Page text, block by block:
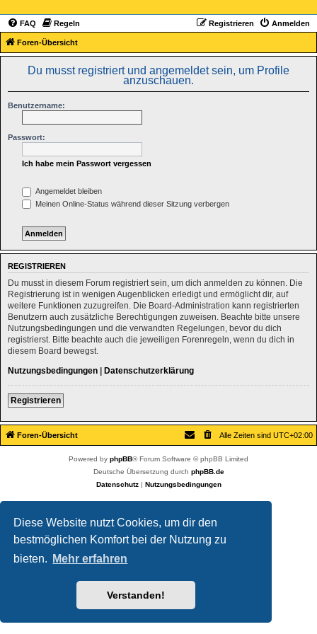
Diese Website nutzt Cookies, um dir den
bestmöglichen Komfort bei der Nutzung zu
bieten.
Mehr erfahren
Verstanden!
FAQ Regeln Anmelden
Registrieren
Foren-Übersicht
Du musst registriert und angemeldet sein, um Profile
anzuschauen.
Benutzername:
Passwort:
Ich habe mein Passwort vergessen
Angemeldet bleiben
Meinen Online-Status während dieser Sitzung verbergen
REGISTRIEREN
Du musst in diesem Forum registriert sein, um dich anmelden zu können. Die
Registrierung ist in wenigen Augenblicken erledigt und ermöglicht dir, auf
weitere Funktionen zuzugreifen. Die Board-Administration kann registrierten
Benutzern auch zusätzliche Berechtigungen zuweisen. Beachte bitte unsere
Nutzungsbedingungen und die verwandten Regelungen, bevor du dich
registrierst. Bitte beachte auch die jeweiligen Forenregeln, wenn du dich in
diesem Board bewegst.
Nutzungsbedingungen | Datenschutzerklärung
Registrieren
Foren-Übersicht Alle Zeiten sind UTC+02:00
Powered by phpBB® Forum Software © phpBB Limited
Deutsche Übersetzung durch phpBB.de
Datenschutz| Nutzungsbedingungen